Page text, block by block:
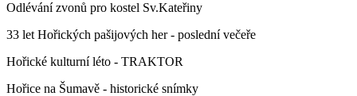
Odlévání zvonů pro kostel Sv.Kateřiny
33 let Hořických pašijových her - poslední večeře
Hořické kulturní léto - TRAKTOR
Hořice na Šumavě - historické snímky